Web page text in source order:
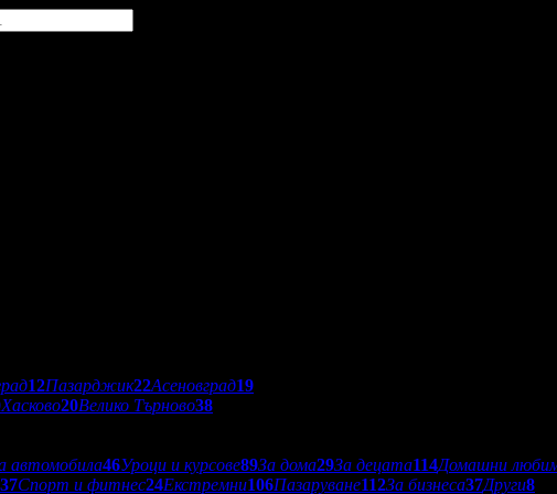
12Пазарджик22Асеновград19
Хасково20Велико Търново38
автомобила46Уроци и курсове89За дома29За децата114Домашни
37Спорт и фитнес24Екстремни106Пазаруване112За бизнеса37Други8